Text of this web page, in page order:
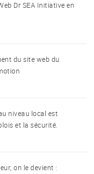
Dr SEA Initiative en
du site web du
niveau local est
et la sécurité.
on le devient :